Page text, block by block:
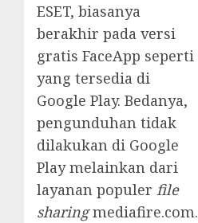
ESET, biasanya
berakhir pada versi
gratis FaceApp seperti
yang tersedia di
Google Play. Bedanya,
pengunduhan tidak
dilakukan di Google
Play melainkan dari
layanan populer file
sharingmediafire.com.